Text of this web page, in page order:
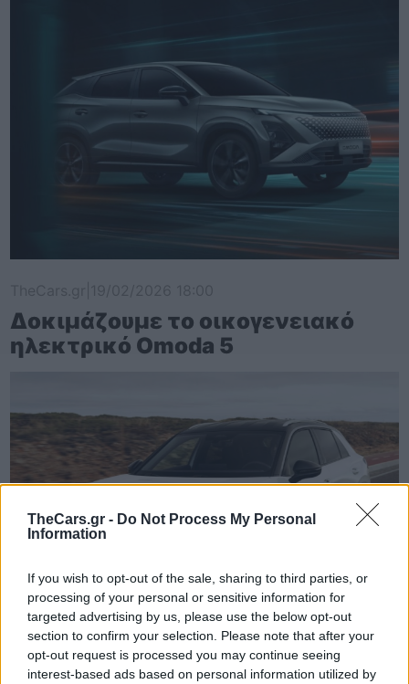
TheCars.gr - Do Not Process My Personal
Information
If you wish to opt-out of the sale, sharing to third parties, or
processing of your personal or sensitive information for
targeted advertising by us, please use the below opt-out
section to confirm your selection. Please note that after your
opt-out request is processed you may continue seeing
interest-based ads based on personal information utilized by
Δοκιμάζουμε το οικογενειακό
ηλεκτρικό Omoda 5